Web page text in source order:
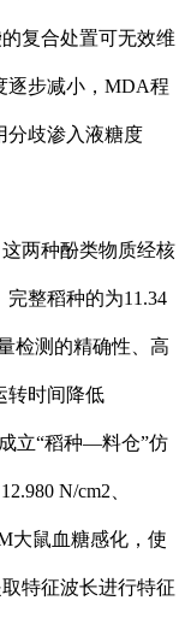
复合处置可无效维
逐步减小，MDA程
分歧渗入液糖度
两种酚类物质经核
整稻种的为11.34
检测的精确性、高
转时间降低
立“稻种—料仓”仿
N/cm2、
大鼠血糖感化，使
特征波长进行特征